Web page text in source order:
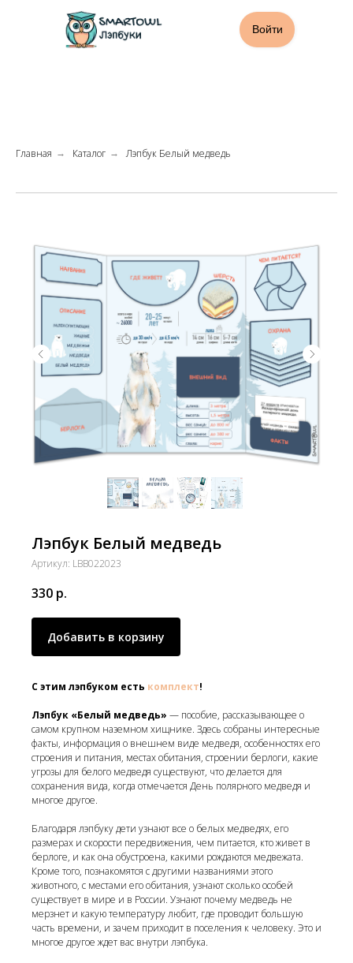
Войти
Главная → Каталог → Лэпбук Белый медведь
Лэпбук Белый медведь
Артикул: LBB022023
330 р.
Добавить в корзину
С этим лэпбуком есть комплект!
Лэпбук «Белый медведь» — пособие, рассказывающее о
самом крупном наземном хищнике. Здесь собраны интересные
факты, информация о внешнем виде медведя, особенностях его
строения и питания, местах обитания, строении берлоги, какие
угрозы для белого медведя существуют, что делается для
сохранения вида, когда отмечается День полярного медведя и
многое другое.
Благодаря лэпбуку дети узнают все о белых медведях, его
размерах и скорости передвижения, чем питается, кто живет в
берлоге, и как она обустроена, какими рождаются медвежата.
Кроме того, познакомятся с другими названиями этого
животного, с местами его обитания, узнают сколько особей
существует в мире и в России. Узнают почему медведь не
мерзнет и какую температуру любит, где проводит большую
часть времени, и зачем приходит в поселения к человеку. Это и
многое другое ждет вас внутри лэпбука.